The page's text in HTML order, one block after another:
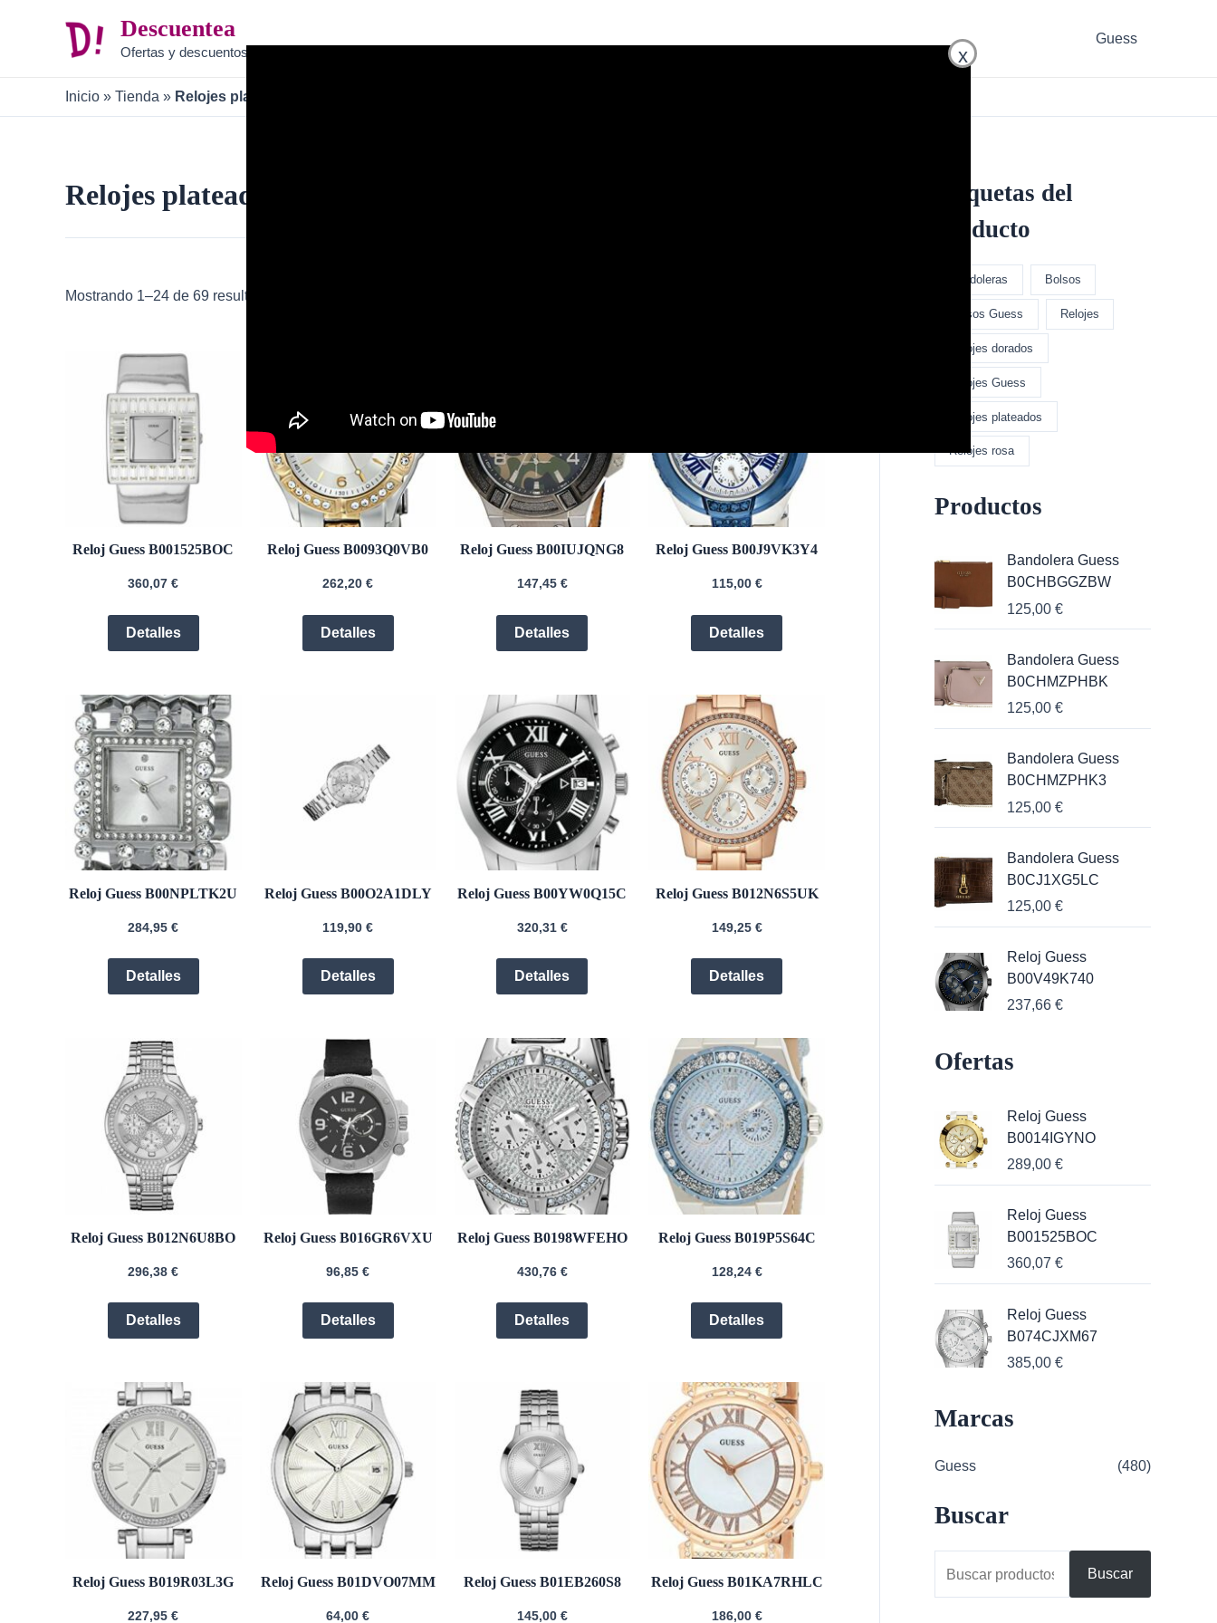
x
Descuentea
Ofertas y descuentos
Guess
Inicio » Tienda » Relojes plateados
Relojes plateados
Mostrando 1–24 de 69 resultados
Reloj Guess B001525BOC
360,07€
Detalles
Reloj Guess B0093Q0VB0
262,20€
Detalles
Reloj Guess B00IUJQNG8
147,45 €
Detalles
Reloj Guess B00J9VK3Y4
115,00 €
Detalles
Reloj Guess B00NPLTK2U
284,95€
Detalles
Reloj Guess B00O2A1DLY
119,90€
Detalles
Reloj Guess B00YW0Q15C
320,31 €
Detalles
Reloj Guess B012N6S5UK
149,25 €
Detalles
Reloj Guess B012N6U8BO
296,38€
Detalles
Reloj Guess B016GR6VXU
96,85€
Detalles
Reloj Guess B0198WFEHO
430,76 €
Detalles
Reloj Guess B019P5S64C
128,24 €
Detalles
Reloj Guess B019R03L3G
227,95€
Reloj Guess B01DVO07MM
64,00€
Reloj Guess B01EB260S8
145,00 €
Reloj Guess B01KA7RHLC
186,00 €
Etiquetas del
producto
Bandoleras Bolsos
Bolsos Guess Relojes
Relojes dorados
Relojes Guess
Relojes plateados
Relojes rosa
Productos
Bandolera Guess
B0CHBGGZBW
125,00 €
Bandolera Guess
B0CHMZPHBK
125,00 €
Bandolera Guess
B0CHMZPHK3
125,00 €
Bandolera Guess
B0CJ1XG5LC
125,00 €
Reloj Guess
B00V49K740
237,66 €
Ofertas
Reloj Guess
B0014IGYNO
289,00 €
Reloj Guess
B001525BOC
360,07 €
Reloj Guess
B074CJXM67
385,00 €
Marcas
Guess (480)
Buscar
u
Buscar